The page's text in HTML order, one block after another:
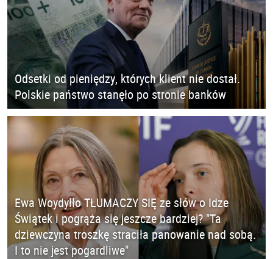
Odsetki od pieniędzy, których klient nie dostał.
Polskie państwo stanęło po stronie banków
Ewa Woydyłło TŁUMACZY SIĘ ze słów o Idze
Świątek i pogrąża się jeszcze bardziej? "Ta
dziewczyna troszkę straciła panowanie nad sobą.
I to nie jest pogardliwe"